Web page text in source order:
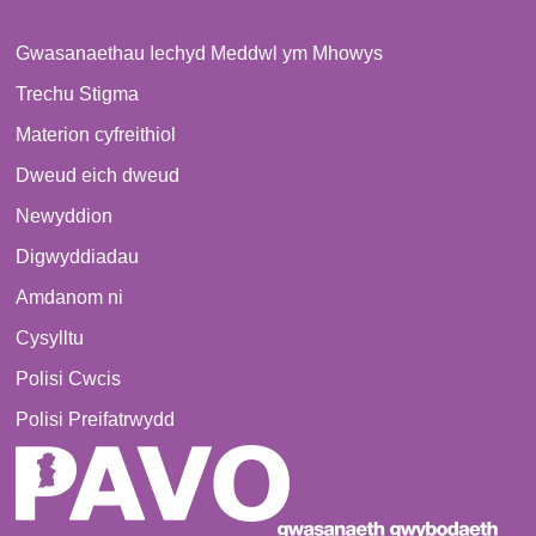
Gwasanaethau Iechyd Meddwl ym Mhowys
Trechu Stigma
Materion cyfreithiol
Dweud eich dweud
Newyddion
Digwyddiadau
Amdanom ni
Cysylltu
Polisi Cwcis
Polisi Preifatrwydd